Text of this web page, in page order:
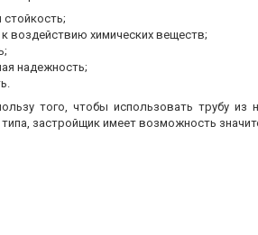
воздействию химических веществ;
надежность;
того, чтобы использовать трубу
застройщик имеет возможность